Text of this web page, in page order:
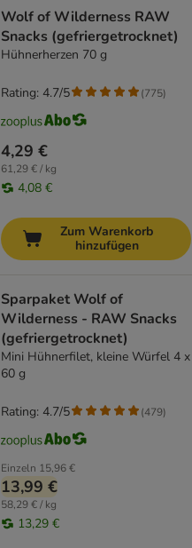
Wolf of Wilderness RAW
Snacks (gefriergetrocknet)
Hühnerherzen 70 g
4,29 €
61,29 € / kg
4,08 €
Rating: 4.7/5 (775)
Zum Warenkorb
hinzufügen
Sparpaket Wolf of
Wilderness - RAW Snacks
(gefriergetrocknet)
Mini Hühnerfilet, kleine Würfel 4 x
60 g
Einzeln 15,96 €
13,99 €
58,29 € / kg
13,29 €
Rating: 4.7/5 (479)